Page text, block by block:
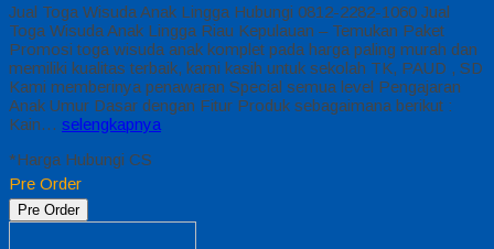
Jual Toga Wisuda Anak Lingga Hubungi 0812-2282-1060 Jual
Toga Wisuda Anak Lingga Riau Kepulauan – Temukan Paket
Promosi toga wisuda anak komplet pada harga paling murah dan
memiliki kualitas terbaik, kami kasih untuk sekolah TK, PAUD , SD
Kami memberinya penawaran Special semua level Pengajaran
Anak Umur Dasar dengan Fitur Produk sebagaimana berikut :
Kain… selengkapnya
*Harga Hubungi CS
Pre Order
Pre Order